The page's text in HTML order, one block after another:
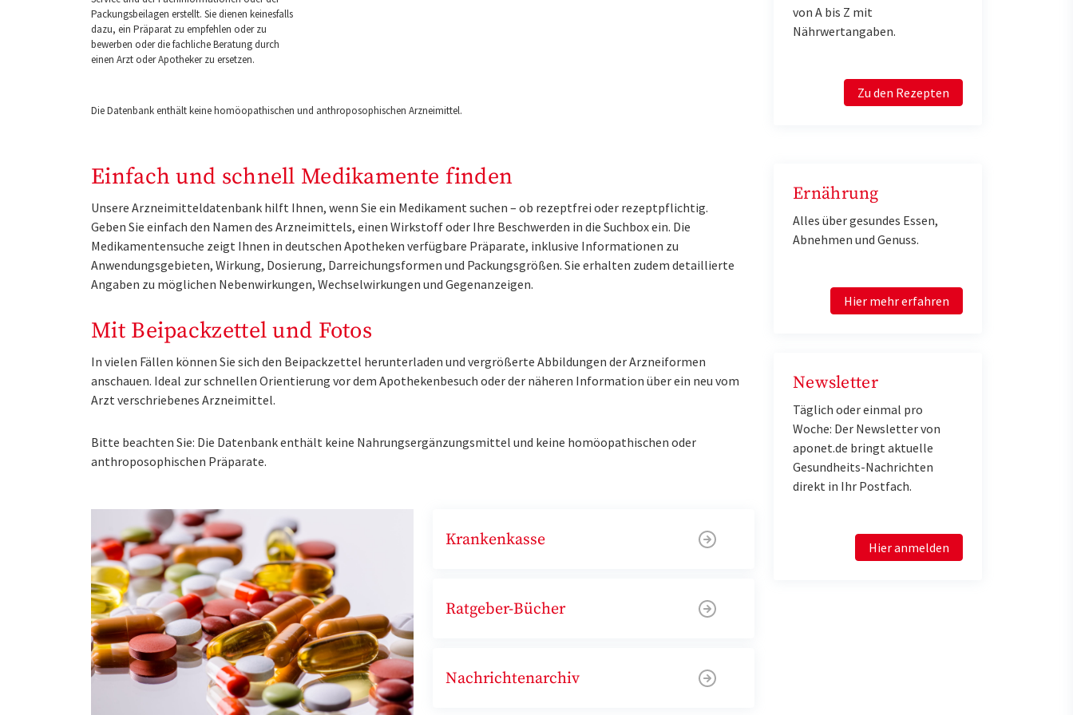
Packungsbeilagen erstellt. Sie dienen keinesfalls
dazu, ein Präparat zu empfehlen oder zu
bewerben oder die fachliche Beratung durch
einen Arzt oder Apotheker zu ersetzen.
Die Datenbank enthält keine homöopathischen und anthroposophischen Arzneimittel.
Einfach und schnell Medikamente finden
Unsere Arzneimitteldatenbank hilft Ihnen, wenn Sie ein Medikament suchen – ob rezeptfrei oder rezeptpflichtig.
Geben Sie einfach den Namen des Arzneimittels, einen Wirkstoff oder Ihre Beschwerden in die Suchbox ein. Die
Medikamentensuche zeigt Ihnen in deutschen Apotheken verfügbare Präparate, inklusive Informationen zu
Anwendungsgebieten, Wirkung, Dosierung, Darreichungsformen und Packungsgrößen. Sie erhalten zudem detaillierte
Angaben zu möglichen Nebenwirkungen, Wechselwirkungen und Gegenanzeigen.
Mit Beipackzettel und Fotos
In vielen Fällen können Sie sich den Beipackzettel herunterladen und vergrößerte Abbildungen der Arzneiformen
anschauen. Ideal zur schnellen Orientierung vor dem Apothekenbesuch oder der näheren Information über ein neu vom
Arzt verschriebenes Arzneimittel.
Bitte beachten Sie: Die Datenbank enthält keine Nahrungsergänzungsmittel und keine homöopathischen oder
anthroposophischen Präparate.
Krankenkasse
Ratgeber-Bücher
Nachrichtenarchiv
von A bis Z mit
Nährwertangaben.
Zu den Rezepten
Ernährung
Alles über gesundes Essen,
Abnehmen und Genuss.
Hier mehr erfahren
Newsletter
Täglich oder einmal pro
Woche: Der Newsletter von
aponet.de bringt aktuelle
Gesundheits-Nachrichten
direkt in Ihr Postfach.
Hier anmelden